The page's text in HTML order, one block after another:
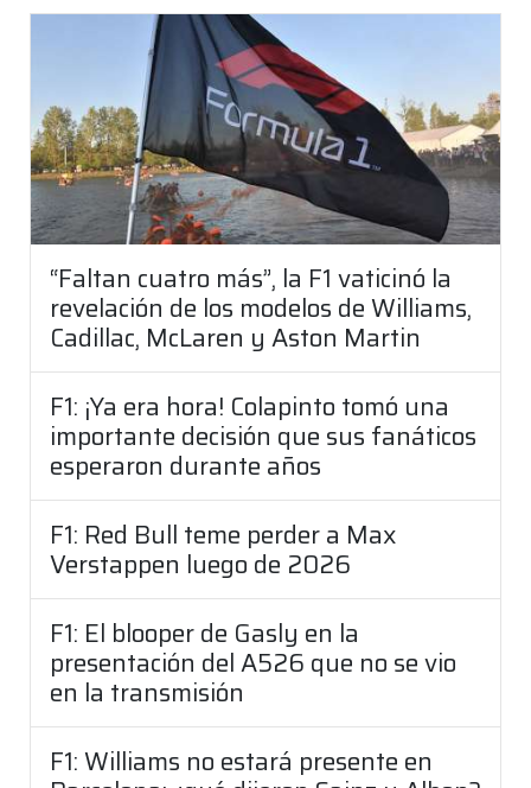
“Faltan cuatro más”, la F1 vaticinó la
revelación de los modelos de Williams,
Cadillac, McLaren y Aston Martin
F1: ¡Ya era hora! Colapinto tomó una
importante decisión que sus fanáticos
esperaron durante años
F1: Red Bull teme perder a Max
Verstappen luego de 2026
F1: El blooper de Gasly en la
presentación del A526 que no se vio
en la transmisión
F1: Williams no estará presente en